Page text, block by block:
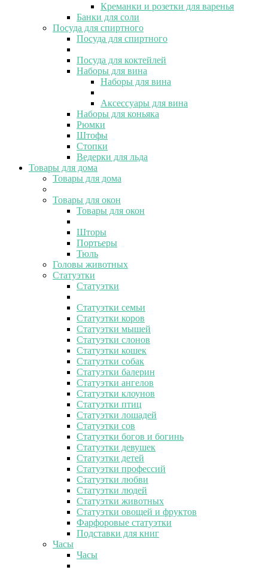
Креманки и розетки для варенья
Банки для соли
Посуда для спиртного
Посуда для спиртного
Посуда для коктейлей
Наборы для вина
Наборы для вина
Аксессуары для вина
Наборы для коньяка
Рюмки
Штофы
Стопки
Ведерки для льда
Товары для дома
Товары для дома
Товары для окон
Товары для окон
Шторы
Портьеры
Тюль
Головы животных
Статуэтки
Статуэтки
Статуэтки семьи
Статуэтки коров
Статуэтки мышей
Статуэтки слонов
Статуэтки кошек
Статуэтки собак
Статуэтки балерин
Статуэтки ангелов
Статуэтки клоунов
Статуэтки птиц
Статуэтки лошадей
Статуэтки сов
Статуэтки богов и богинь
Статуэтки девушек
Статуэтки детей
Статуэтки профессий
Статуэтки любви
Статуэтки людей
Статуэтки животных
Статуэтки овощей и фруктов
Фарфоровые статуэтки
Подставки для книг
Часы
Часы